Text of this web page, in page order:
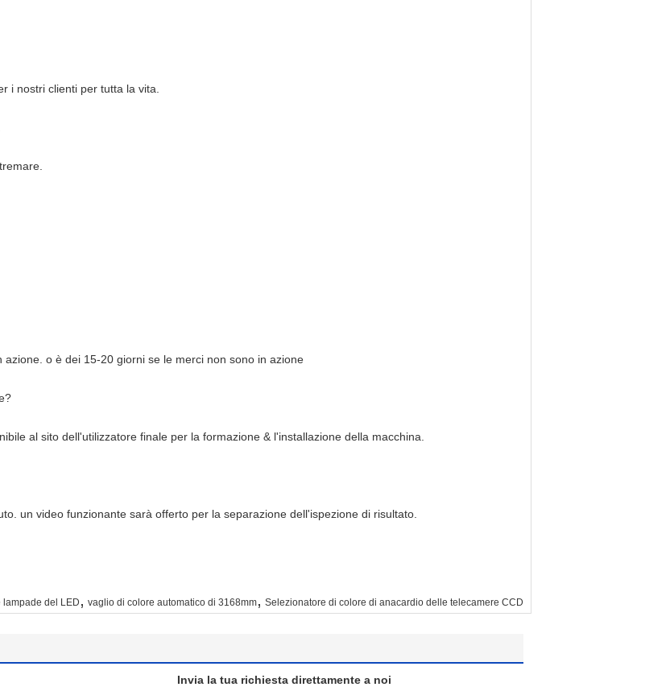
i nostri clienti per tutta la vita.
o è dei 15-20 giorni se le merci non sono in azione
al sito dell'utilizzatore finale per la formazione & l'installazione della macchina.
un video funzionante sarà offerto per la separazione dell'ispezione di risultato.
del LED , vaglio di colore automatico di 3168mm, Selezionatore di colore di anacardio delle telecamere CCD
Invia la tua richiesta direttamente a noi